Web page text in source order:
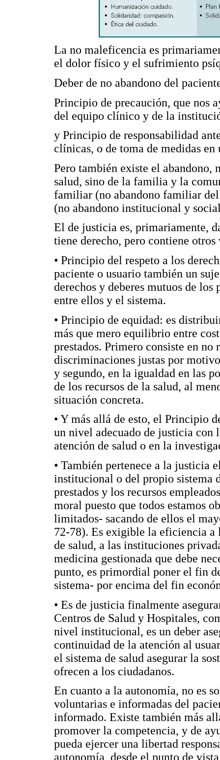
La no maleficencia es
el dolor físico y el sufrimiento
Deber de no abandono del
Principio de precaución, que nos
del equipo clínico y de la
y Principio de responsabilidad
clínicas, o de toma de medidas
Pero también existe el abandono,
salud, sino de la familia y la
familiar (no abandono familiar
(no abandono institucional y
El de justicia es, primariamente,
tiene derecho, pero contiene otros
• Principio del respeto a los
paciente o usuario también un
derechos y deberes mutuos de
entre ellos y el sistema.
• Principio de equidad: es
más que mero equilibrio entre
prestados. Primero consiste en
discriminaciones justas por
y segundo, en la igualdad en las
de los recursos de la salud, al
situación concreta.
• Y más allá de esto, el Principio
un nivel adecuado de justicia con
atención de salud o en la
• También pertenece a la justicia
institucional o del propio sistema
prestados y los recursos
moral puesto que todos estamos
limitados- sacando de ellos el
72-78). Es exigible la eficiencia a
de salud, a las instituciones
medicina gestionada que debe
punto, es primordial poner el fin
sistema- por encima del fin
• Es de justicia finalmente
Centros de Salud y Hospitales,
nivel institucional, es un deber
continuidad de la atención al
el sistema de salud asegurar la
ofrecen a los ciudadanos.
En cuanto a la autonomía, no es
voluntarias e informadas del
informado. Existe también más
promover la competencia, y de
pueda ejercer una libertad
autonomía, desde el punto de